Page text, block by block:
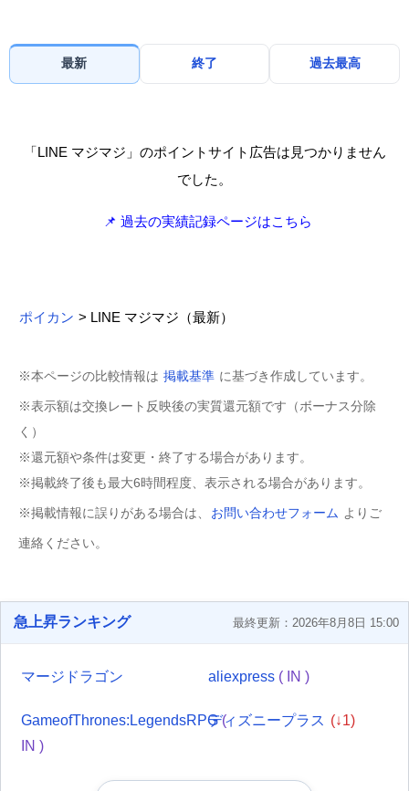
最新 終了 過去最高
「LINE マジマジ」のポイントサイト広告は見つかりません
でした。
📌 過去の実績記録ページはこちら
ポイカン > LINE マジマジ（最新）
※本ページの比較情報は 掲載基準 に基づき作成しています。
※表示額は交換レート反映後の実質還元額です（ボーナス分除
く）
※還元額や条件は変更・終了する場合があります。
※掲載終了後も最大6時間程度、表示される場合があります。
※掲載情報に誤りがある場合は、 お問い合わせフォーム よりご
連絡ください。
急上昇ランキング 最終更新：2026年8月8日 15:00
マージドラゴン aliexpress ( IN )
GameofThrones:LegendsRPG(
IN )
ディズニープラス (↓1)